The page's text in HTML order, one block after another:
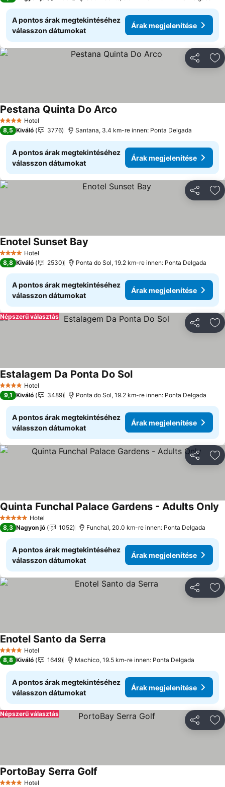
A pontos árak megtekintéséhez
válasszon dátumokat
Árak megjelenítése
4 KategóriaHotel
Pestana Quinta Do Arco
8,5 Kiváló 3776 Santana, 3.4 km-re innen: Ponta Delgada
A pontos árak megtekintéséhez
válasszon dátumokat
Árak megjelenítése
4 KategóriaHotel
Enotel Sunset Bay
8,8 Kiváló 2530 Ponta do Sol, 19.2 km-re innen: Ponta Delgada
A pontos árak megtekintéséhez
válasszon dátumokat
Árak megjelenítése
Népszerű választás
4 KategóriaHotel
Estalagem Da Ponta Do SolÁrak megjelenítése
9,1 Kiváló 3489 Ponta do Sol, 19.2 km-re innen: Ponta Delgada
A pontos árak megtekintéséhez
válasszon dátumokat
Árak megjelenítése
5 KategóriaHotel
Quinta Funchal Palace Gardens - Adults Only
8,3 Nagyon jó 1052 Funchal, 20.0 km-re innen: Ponta Delgada
A pontos árak megtekintéséhez
válasszon dátumokat
Árak megjelenítése
4 KategóriaHotel
Enotel Santo da Serra
8,8 Kiváló 1649 Machico, 19.5 km-re innen: Ponta Delgada
A pontos árak megtekintéséhez
válasszon dátumokat
Árak megjelenítése
Népszerű választás
Hotel
PortoBay Serra Golf